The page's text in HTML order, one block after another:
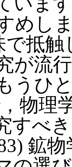
めし
で抵
が流
うひ
，物
すべ
鉱